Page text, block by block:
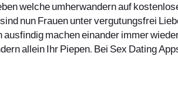
welche umherwandern auf
nun Frauen unter vergutungsfrei
machen einander immer
allein Ihr Piepen. Bei Sex Dating